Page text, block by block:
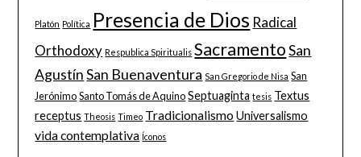
Platón Política Presencia de Dios Radical
Orthodoxy Respublica Spiritualis Sacramento San
Agustín San Buenaventura San Gregorio de Nisa San
Jerónimo Santo Tomás de Aquino Septuaginta tesis Textus
receptus Theosis Timeo Tradicionalismo Universalismo
vida contemplativa Íconos